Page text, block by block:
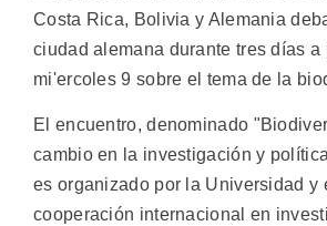
Costa Rica, Bolivia y Alemania
ciudad alemana durante tres días a
mi'ercoles 9 sobre el tema de la
El encuentro, denominado
cambio en la investigación y
es organizado por la Universidad y
cooperación internacional en